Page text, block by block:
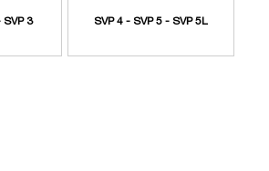
SVP 3 SVP 4 - SVP 5 - SVP 5L